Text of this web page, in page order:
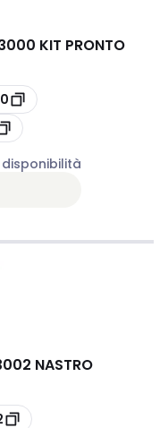
KIT PRONTO
NASTRO